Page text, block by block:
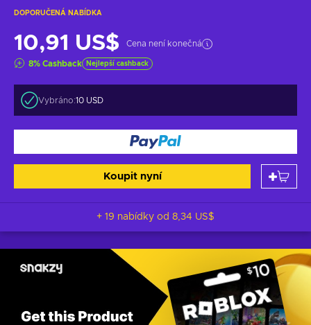
DOPORUČENÁ NABÍDKA
10,91 US$ Cena není konečná
8% Cashback Nejlepší cashback
Vybráno:10 USD
Koupit nyní
+ 19 nabídky od 8,34 US$